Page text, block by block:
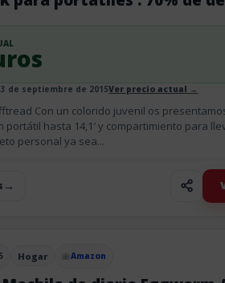
de septiembre de 2015Ver precio actual →
Con un colorido juvenil os
portátil hasta 14,1′ y compartimiento para
personal ya sea...
Hogar Amazon